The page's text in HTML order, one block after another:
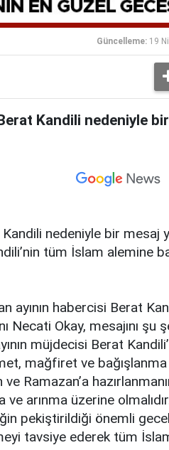
Güncelleme: 19
Kandili nedeniyle
nedeniyle bir mesaj
tüm İslam alemine
ayının habercisi Berat
Necati Okay, mesajını şu
müjdecisi Berat
mağfiret ve bağışlanma
Ramazan’a
arınma üzerine
pekiştirildiği önemli
tavsiye ederek tüm